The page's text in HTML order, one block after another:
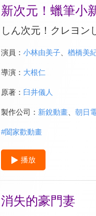
新次元！蠟筆小
しん次元！クレヨン
演員： 小林由美子、 楢橋美
導演： 大根仁
原著： 臼井儀人
製作公司： 新銳動畫、 朝日
#闔家歡動畫
播放
消失的豪門妻